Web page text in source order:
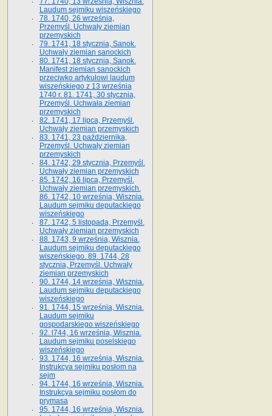
Laudum sejmiku wiszeńskiego
78. 1740, 26 września,
Przemyśl. Uchwały ziemian
przemyskich
79. 1741, 18 stycznia, Sanok.
Uchwały ziemian sanockich
80. 1741, 18 stycznia, Sanok.
Manifest ziemian sanockich
przeciwko artykułowi laudum
wiszeńskiego z 13 wrze­śnia
1740 r. 81. 1741, 30 stycznia,
Przemyśl. Uchwała ziemian
przemyskich
82. 1741, 17 lipca, Przemyśl.
Uchwały ziemian przemyskich
83. 1741, 23 października,
Przemyśl. Uchwały ziemian
przemyskich
84. 1742, 29 stycznia, Przemyśl.
Uchwały ziemian przemyskich
85. 1742, 16 lipca, Przemyśl.
Uchwały ziemian przemyskich.
86. 1742, 10 września, Wisznia.
Laudum sejmiku deputackiego
wiszeńskiego
87. 1742, 5 listopada, Przemyśl.
Uchwały ziemian przemyskich
88. 1743, 9 września, Wisznia.
Laudum sejmiku deputackiego
wiszeńskiego. 89. 1744, 28
stycznia, Przemyśl. Uchwały
ziemian przemyskich
90. 1744, 14 września, Wisznia.
Laudum sejmiku deputackiego
wiszeńskiego
91. 1744, 15 września, Wisznia.
Laudum sejmiku
gospodarskiego wiszeńskiego
92. l744, 16 września, Wisznia.
Laudum sejmiku poselskiego
wiszeńskiego
93. 1744, 16 września, Wisznia.
Instrukcya sejmiku posłom na
sejm
94. 1744, 16 września, Wisznia.
Instrukcya sejmiku posłom do
prymasa
95. 1744, 16 września, Wisznia.